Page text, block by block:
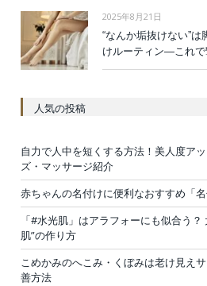
2025年8月21日
“なんか垢抜けない”
けルーティン—これ
人気の投稿
自力で人中を短くする方法！美人度ア
ズ・マッサージ紹介
赤ちゃんの名付けに便利なおすすめ「
「#水光肌」はアラフォーにも似合う
肌”の作り方
こめかみのへこみ・くぼみは老け見え
善方法